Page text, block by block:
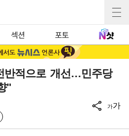
섹션 포토
반적으로 개선…민주당
"
가가